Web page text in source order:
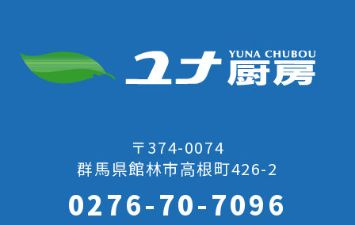
〒374-0074
群馬県館林市高根町426-2
0276-70-7096